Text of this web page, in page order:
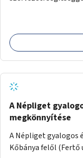
A Népliget
megkönnyítése
A Népliget gyalogos
Kőbánya felől (Fertő